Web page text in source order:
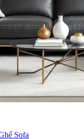
Sofa